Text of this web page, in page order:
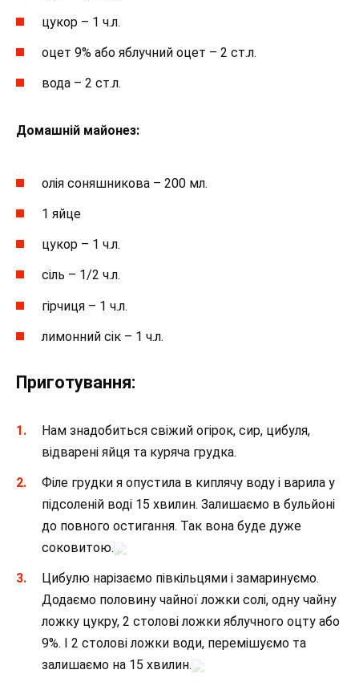
цукор – 1 ч.л.
оцет 9% або яблучний оцет – 2 ст.л.
вода – 2 ст.л.
Домашній майонез:
олія соняшникова – 200 мл.
1 яйце
цукор – 1 ч.л.
сіль – 1/2 ч.л.
гірчиця – 1 ч.л.
лимонний сік – 1 ч.л.
Приготування:
Нам знадобиться свіжий огірок, сир, цибуля,
відварені яйця та куряча грудка.
Філе грудки я опустила в киплячу воду і варила у
підсоленій воді 15 хвилин. Залишаємо в бульйоні
до повного остигання. Так вона буде дуже
соковитою.
Цибулю нарізаємо півкільцями і замаринуємо.
Додаємо половину чайної ложки солі, одну чайну
ложку цукру, 2 столові ложки яблучного оцту або
9%. І 2 столові ложки води, перемішуємо та
залишаємо на 15 хвилин.